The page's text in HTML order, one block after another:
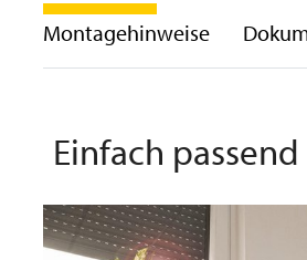
Montagehinweise
Einfach